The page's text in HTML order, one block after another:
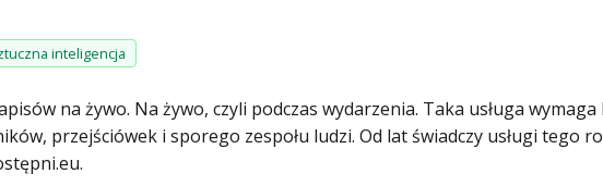
inteligencja
na żywo. Na żywo, czyli podczas wydarzenia. Taka usługa
przejściówek i sporego zespołu ludzi. Od lat świadczy usługi tego